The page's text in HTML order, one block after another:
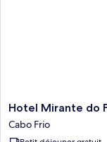
Hotel
Mirante
do
Hotel Mirante do
Cabo Frio